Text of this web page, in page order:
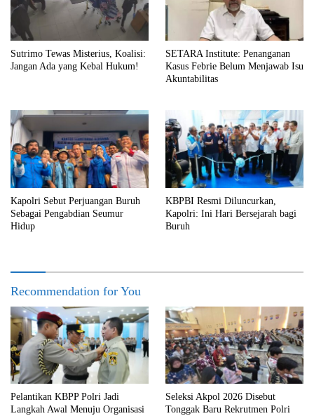
Sutrimo Tewas Misterius, Koalisi:
Jangan Ada yang Kebal Hukum!
SETARA Institute: Penanganan
Kasus Febrie Belum Menjawab Isu
Akuntabilitas
Kapolri Sebut Perjuangan Buruh
Sebagai Pengabdian Seumur
Hidup
KBPBI Resmi Diluncurkan,
Kapolri: Ini Hari Bersejarah bagi
Buruh
Recommendation for You
Pelantikan KBPP Polri Jadi
Langkah Awal Menuju Organisasi
Seleksi Akpol 2026 Disebut
Tonggak Baru Rekrutmen Polri